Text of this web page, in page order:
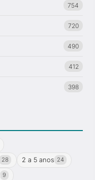
754
720
490
412
398
28 2 a 5 anos 24
9